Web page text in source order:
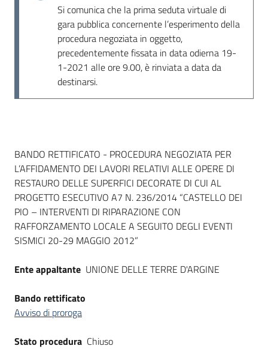
su
Si comunica che la prima seduta virtuale di
gara pubblica concernente l’esperimento della
procedura negoziata in oggetto,
precedentemente fissata in data odierna 19-
1-2021 alle ore 9.00, è rinviata a data da
destinarsi.
Dati del bando
BANDO RETTIFICATO - PROCEDURA NEGOZIATA PER
L’AFFIDAMENTO DEI LAVORI RELATIVI ALLE OPERE DI
RESTAURO DELLE SUPERFICI DECORATE DI CUI AL
PROGETTO ESECUTIVO A7 N. 236/2014 “CASTELLO DEI
PIO – INTERVENTI DI RIPARAZIONE CON
RAFFORZAMENTO LOCALE A SEGUITO DEGLI EVENTI
SISMICI 20-29 MAGGIO 2012”
Ente appaltante UNIONE DELLE TERRE D'ARGINE
Bando rettificato
Avviso di proroga
Stato procedura Chiuso